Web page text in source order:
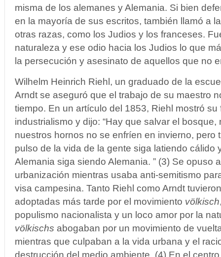
misma de los alemanes y Alemania. Si bien
en la mayoría de sus escritos, también llamó a
otras razas, como los Judios y los franceses.
naturaleza y ese odio hacia los Judios lo que
la persecución y asesinato de aquellos que no
Wilhelm Heinrich Riehl, un graduado de la
Arndt se aseguró que el trabajo de su maestro
tiempo. En un artículo del 1853, Riehl mostró
industrialismo y dijo: “Hay que salvar el bosque,
nuestros hornos no se enfríen en invierno, pero
pulso de la vida de la gente siga latiendo cálido
Alemania siga siendo Alemania. ” (3) Se opuso
urbanización mientras usaba anti-semitismo
visa campesina. Tanto Riehl como Arndt
adoptadas más tarde por el movimiento völkisch
populismo nacionalista y un loco amor por la
völkischs abogaban por un movimiento de
mientras que culpaban a la vida urbana y el
destrucción del medio ambiente. (4) En el